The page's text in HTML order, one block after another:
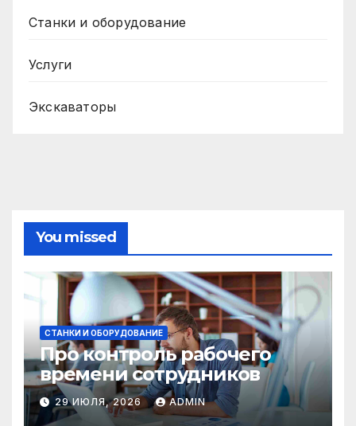
Станки и оборудование
Услуги
Экскаваторы
You missed
СТАНКИ И ОБОРУДОВАНИЕ
Про контроль рабочего
времени сотрудников
29 ИЮЛЯ, 2026 ADMIN